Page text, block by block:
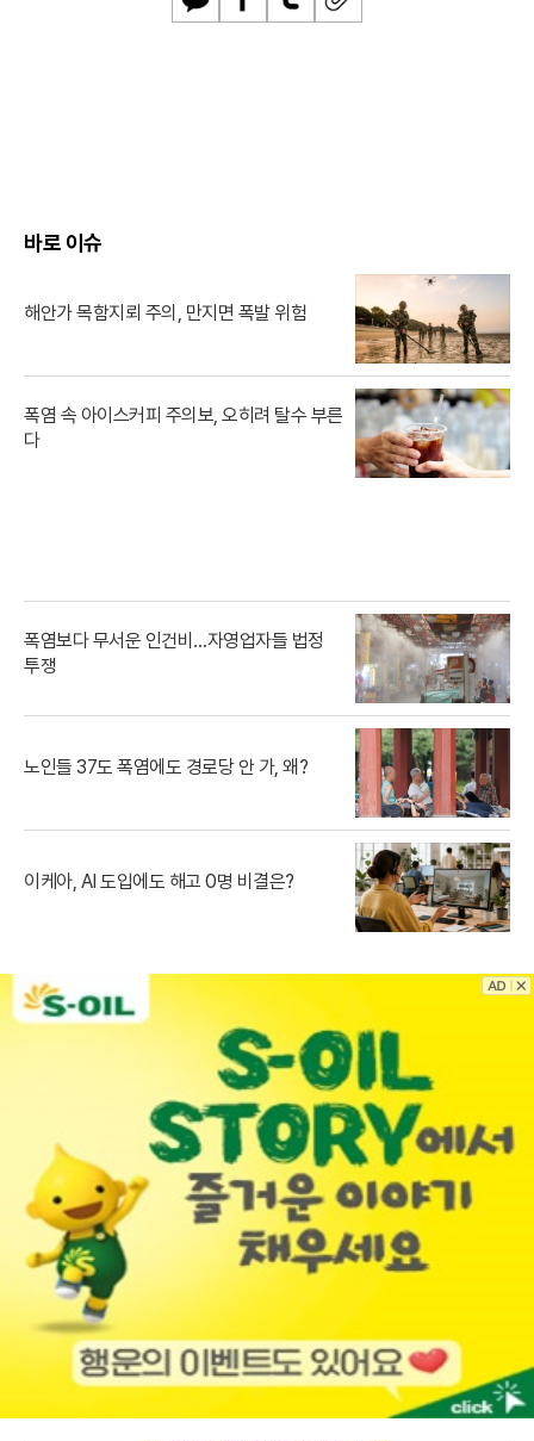
카
페
트
U
바로 이슈
해안가 목함지뢰 주의, 만지면 폭발 위험
폭염 속 아이스커피 주의보, 오히려 탈수 부른
다
폭염보다 무서운 인건비…자영업자들 법정
투쟁
노인들 37도 폭염에도 경로당 안 가, 왜?
이케아, AI 도입에도 해고 0명 비결은?